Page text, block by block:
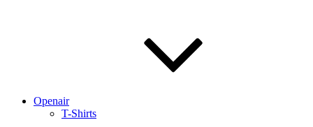
Openair
T-Shirts